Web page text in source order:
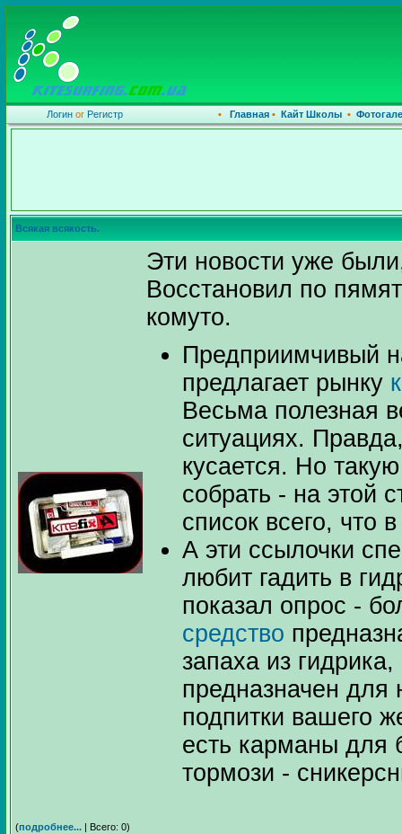
Логин or Регистр • Главная• Кайт Школы •
Всякая всякость.
Эти новости уже
Восстановил по
комуто.
Предприимчивый
предлагает рынку
Весьма полезная
ситуациях.
кусается. Но
собрать - на этой
список всего, что
А эти ссылочки
любит гадить в
показал опрос -
средство
запаха из
предназначен для
подпитки вашего
есть карманы для
тормози -
(подробнее... | Всего: 0)